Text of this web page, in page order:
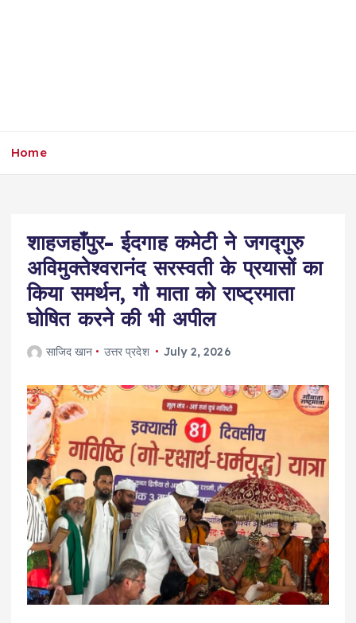
Home
शाहजहाँपुर- ईदगाह कमेटी ने जगद्गुरु
अविमुक्तेश्वरानंद सरस्वती के प्रयासों का
किया समर्थन, गौ माता को राष्ट्रमाता
घोषित करने की भी अपील
साजिद खान उत्तर प्रदेश July 2, 2026